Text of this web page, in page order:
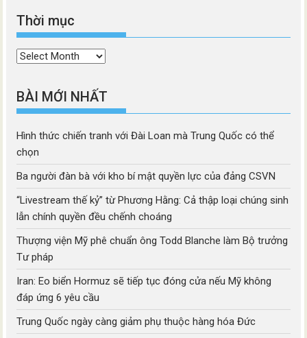
Thời mục
Thời
BÀI MỚI NHẤT
Hình thức chiến tranh với Đài Loan mà Trung Quốc có thể
chọn
Ba người đàn bà với kho bí mật quyền lực của đảng CSVN
“Livestream thế kỷ” từ Phương Hằng: Cả thập loại chúng sinh
lẫn chính quyền đều chếnh choáng
Thượng viện Mỹ phê chuẩn ông Todd Blanche làm Bộ trưởng
Tư pháp
Iran: Eo biển Hormuz sẽ tiếp tục đóng cửa nếu Mỹ không
đáp ứng 6 yêu cầu
Trung Quốc ngày càng giảm phụ thuộc hàng hóa Đức